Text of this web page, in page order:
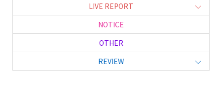
LIVE REPORT
NOTICE
OTHER
REVIEW